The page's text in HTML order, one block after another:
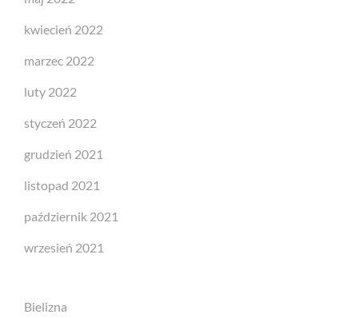
kwiecień 2022
marzec 2022
luty 2022
styczeń 2022
grudzień 2021
listopad 2021
październik 2021
wrzesień 2021
Bielizna